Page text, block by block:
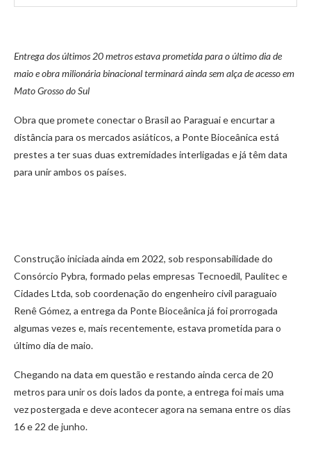
Entrega dos últimos 20 metros estava prometida para o último dia de
maio e obra milionária binacional terminará ainda sem alça de acesso em
Mato Grosso do Sul
Obra que promete conectar o Brasil ao Paraguai e encurtar a
distância para os mercados asiáticos, a Ponte Bioceânica está
prestes a ter suas duas extremidades interligadas e já têm data
para unir ambos os países.
Construção iniciada ainda em 2022, sob responsabilidade do
Consórcio Pybra, formado pelas empresas Tecnoedil, Paulitec e
Cidades Ltda, sob coordenação do engenheiro civil paraguaio
Renê Gómez, a entrega da Ponte Bioceânica já foi prorrogada
algumas vezes e, mais recentemente, estava prometida para o
último dia de maio.
Chegando na data em questão e restando ainda cerca de 20
metros para unir os dois lados da ponte, a entrega foi mais uma
vez postergada e deve acontecer agora na semana entre os dias
16 e 22 de junho.